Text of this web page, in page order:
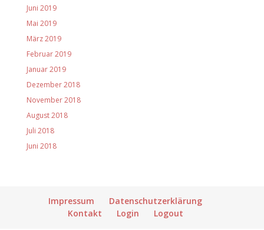
Juni 2019
Mai 2019
März 2019
Februar 2019
Januar 2019
Dezember 2018
November 2018
August 2018
Juli 2018
Juni 2018
Impressum
Datenschutzerklärung
Kontakt
Login Logout